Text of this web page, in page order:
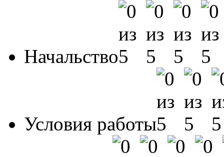
Начальство
Условия работы